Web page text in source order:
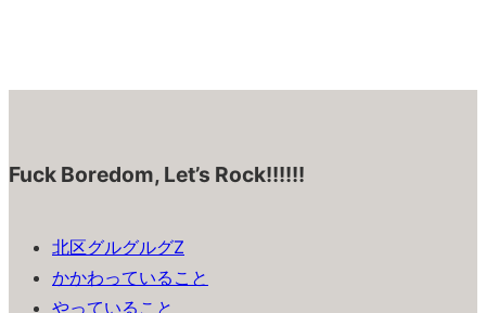
Fuck Boredom, Let’s Rock!!!!!!
北区グルグルグZ
かかわっていること
やっていること